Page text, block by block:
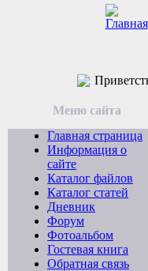
Меню сайта
Главная страница
Информация о
сайте
Каталог файлов
Каталог статей
Дневник
Форум
Фотоальбом
Гостевая книга
Обратная связь